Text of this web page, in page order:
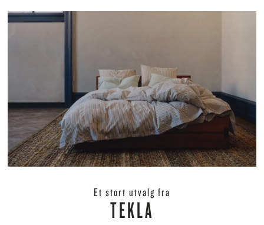
Et stort utvalg fra
TEKLA